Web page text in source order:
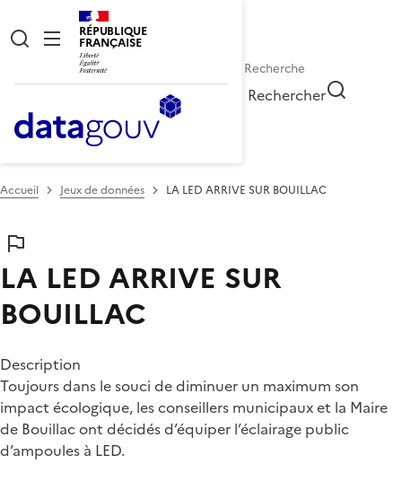
RÉPUBLIQUE
FRANÇAISE
Rechercher
Accueil Jeux de données LA LED ARRIVE SUR BOUILLAC
LA LED ARRIVE SUR
BOUILLAC
Description
Toujours dans le souci de diminuer un maximum son
impact écologique, les conseillers municipaux et la Maire
de Bouillac ont décidés d’équiper l’éclairage public
d’ampoules à LED.